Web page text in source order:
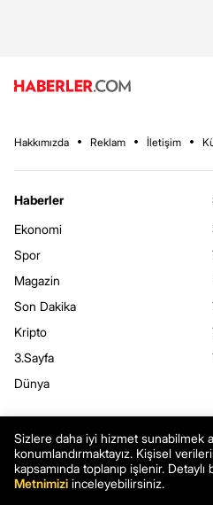
Hakkımızda Reklam İletişim
Haberler
Ekonomi
Spor
Magazin
Son Dakika
Kripto
3.Sayfa
Dünya
Hava Durumu
Namaz Vakitleri
Sizlere daha iyi hizmet sunabilmek
konumlandırmaktayız. Kişisel
kapsamında toplanıp işlenir. Detaylı
Metnimizi inceleyebilirsiniz.